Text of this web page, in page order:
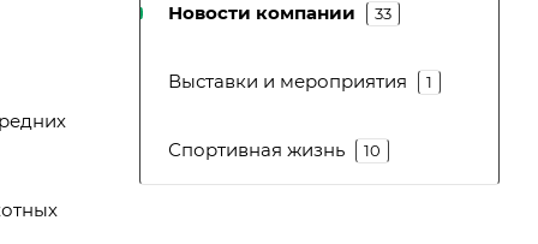
Новости компании 33
Выставки и мероприятия 1
Спортивная жизнь 10